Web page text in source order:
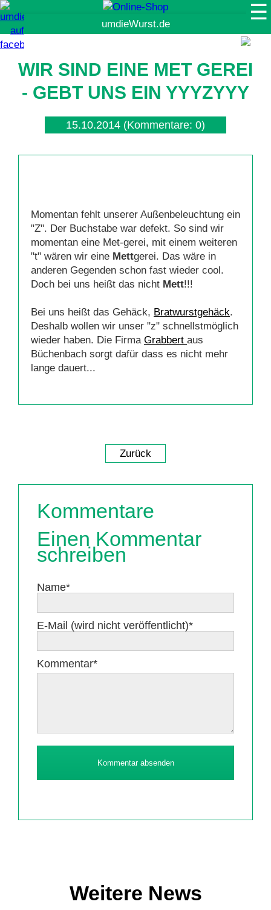
WIR SIND EINE MET GEREI
- GEBT UNS EIN YYYZYYY
15.10.2014 (Kommentare: 0)
Momentan fehlt unserer Außenbeleuchtung ein
"Z". Der Buchstabe war defekt. So sind wir
momentan eine Met-gerei, mit einem weiteren
"t" wären wir eine Mettgerei. Das wäre in
anderen Gegenden schon fast wieder cool.
Doch bei uns heißt das nicht Mett!!!
Bei uns heißt das Gehäck, Bratwurstgehäck.
Deshalb wollen wir unser "z" schnellstmöglich
wieder haben. Die Firma Grabbert aus
Büchenbach sorgt dafür dass es nicht mehr
lange dauert...
Zurück
Kommentare
Einen Kommentar
schreiben
Pflichtfeld
Name*
Pflichtfeld
E-Mail (wird nicht veröffentlicht)*
Pflichtfeld
Kommentar*
Kommentar absenden
Weitere News
☰